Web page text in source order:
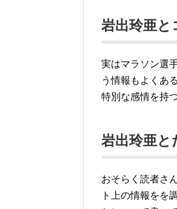
岩出玲亜と
実はマラソン選
う情報もよくあ
特別な感情を持
岩出玲亜
おそらく読者さ
ト上の情報をを